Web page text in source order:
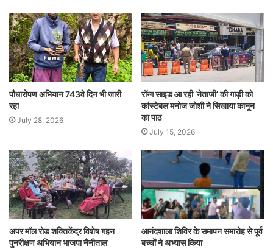
पौधारोपण अभियान 743वे दिन भी जारी
रहा
July 28, 2026
रॉन्ग साइड आ रही ‘नेताजी’ की गाड़ी को
कांस्टेबल मनोज जोशी ने सिखाया कानून
का पाठ
July 15, 2026
अपर मॉल रोड शक्तिकेंद्र विशेष गहन
पुनरीक्षण अभियान भाजपा नैनीताल
आनंदशाला शिविर के समापन समारोह से पूर्व
बच्चों ने अभ्यास किया